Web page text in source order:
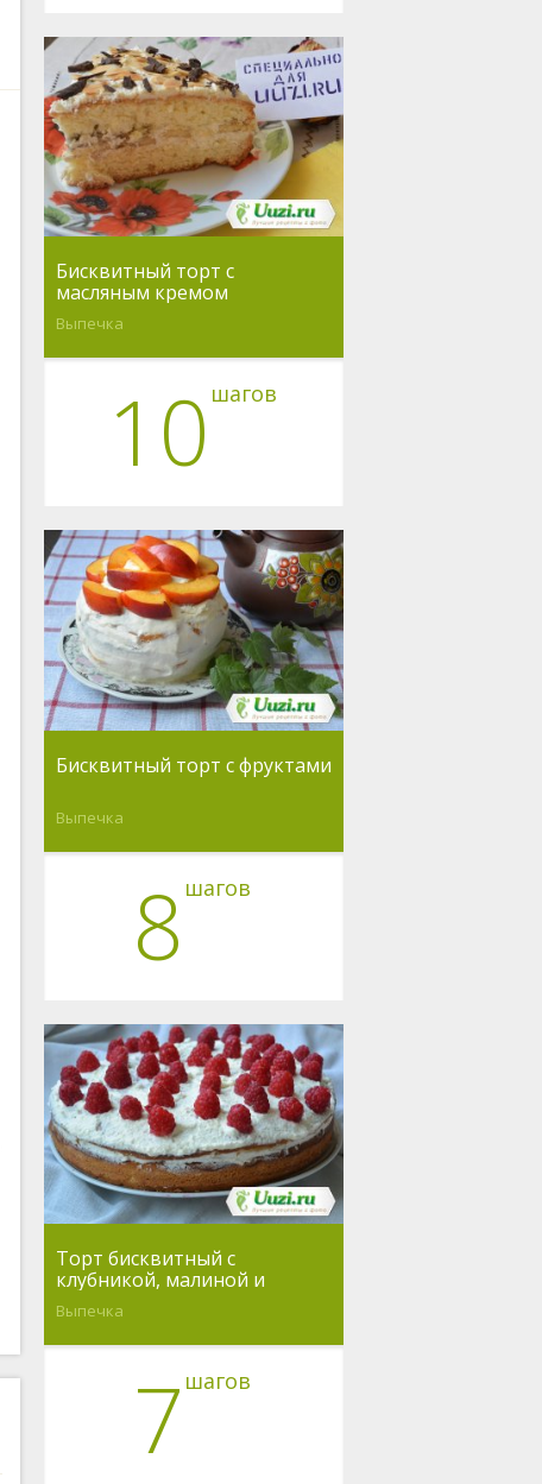
Бисквитный торт с
масляным кремом
Выпечка
10 шагов
Бисквитный торт с фруктами
Выпечка
8 шагов
Торт бисквитный с
клубникой, малиной и
взбитыми сливками
Выпечка
7 шагов